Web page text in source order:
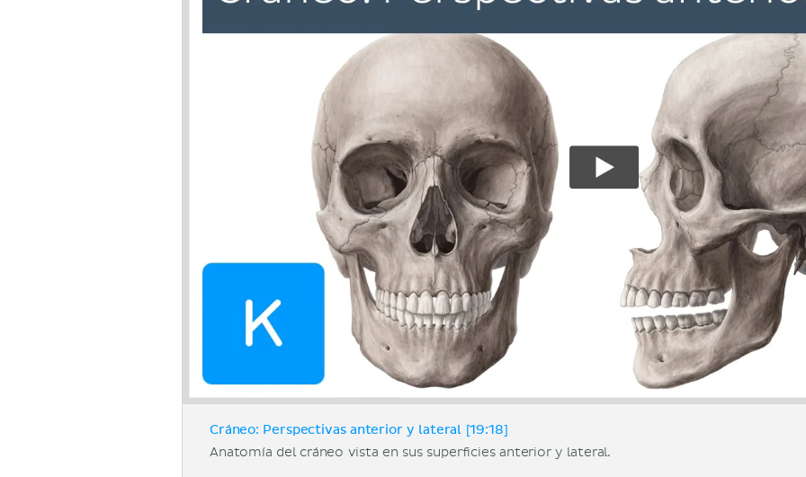
Cráneo: Perspectivas anterior y lateral [19:18]
Anatomía del cráneo vista en sus superficies anterior y lateral.